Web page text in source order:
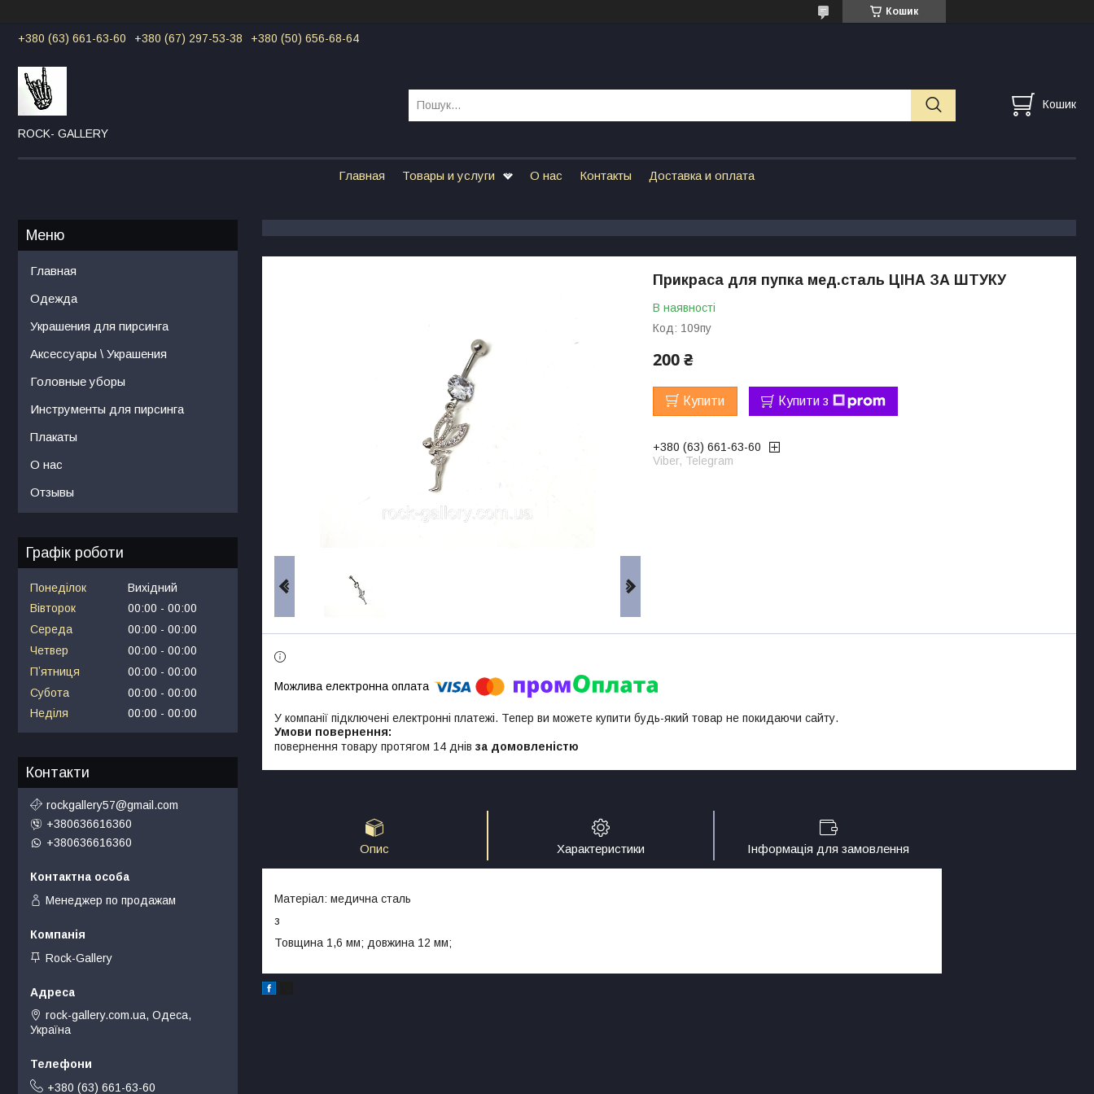
Кошик
+380 (63) 661-63-60 +380 (67) 297-53-38 +380 (50) 656-68-64
ROCK- GALLERY
Кошик
Главная Товары и услуги О нас Контакты Доставка и оплата
Прикраса для пупка мед.сталь ЦІНА ЗА ШТУКУ
В наявності
Код: 109пу
200 ₴
Купити Купити з
+380 (63) 661-63-60
Viber, Telegram
У компанії підключені електронні платежі. Тепер ви можете купити будь-який товар не покидаючи сайту.
повернення товару протягом 14 днів за домовленістю
Опис Характеристики Інформація для замовлення
Матеріал: медична сталь
з
Товщина 1,6 мм; довжина 12 мм;
Главная
Одежда
Украшения для пирсинга
Аксессуары \ Украшения
Головные уборы
Инструменты для пирсинга
Плакаты
О нас
Отзывы
Графік роботи
Понеділок
Вихідний
Вівторок
00:00
00:00
Середа
00:00
00:00
Четвер
00:00
00:00
Пʼятниця
00:00
00:00
Субота
00:00
00:00
Неділя
00:00 00:00
Контакти
rockgallery57@gmail.com
+380636616360
+380636616360
Менеджер по продажам
Rock-Gallery
rock-gallery.com.ua, Одеса,
Україна
+380 (63) 661-63-60